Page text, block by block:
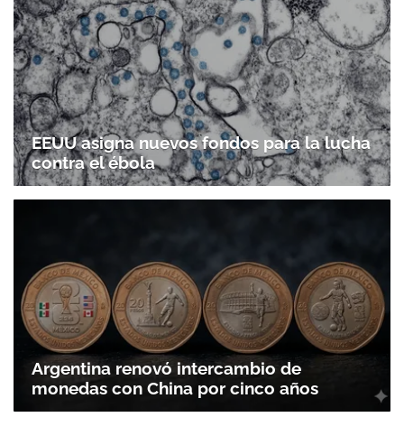
EEUU asigna nuevos fondos para la lucha
contra el ébola
Argentina renovó intercambio de
monedas con China por cinco años